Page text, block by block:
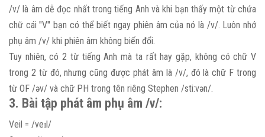
/v/ là âm dễ đọc nhất trong tiếng Anh và khi bạn thấy một từ chứa
chữ cái "V" bạn có thể biết ngay phiên âm của nó là /v/. Luôn nhớ
phụ âm /v/ khi phiên âm không biến đổi.
Tuy nhiên, có 2 từ tiếng Anh mà ta rất hay gặp, không có chữ V
trong 2 từ đó, nhưng cũng được phát âm là /v/, đó là chữ F trong
từ OF /əv/ và chữ PH trong tên riêng Stephen /sti:vən/.
3. Bài tập phát âm phụ âm /v/:
Veil = /veɪl/